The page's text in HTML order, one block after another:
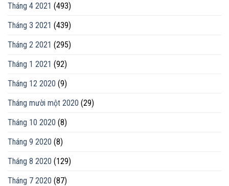
Tháng 4 2021 (493)
Tháng 3 2021 (439)
Tháng 2 2021 (295)
Tháng 1 2021 (92)
Tháng 12 2020 (9)
Tháng mười một 2020 (29)
Tháng 10 2020 (8)
Tháng 9 2020 (8)
Tháng 8 2020 (129)
Tháng 7 2020 (87)